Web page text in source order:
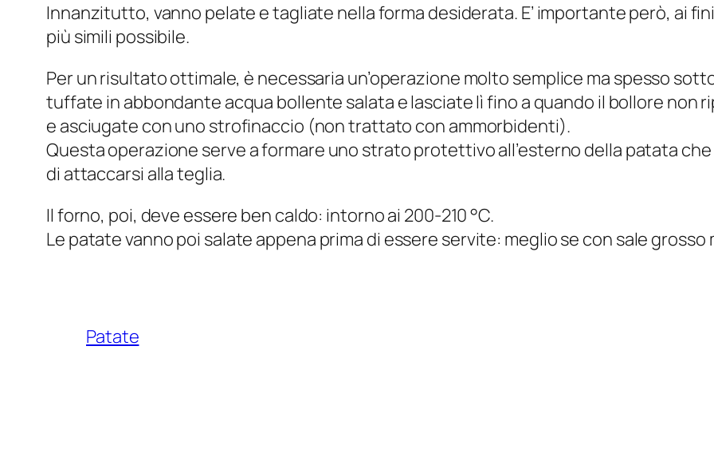
Innanzitutto, vanno pelate e tagliate nella forma desiderata. E’ importante però, ai
più simili possibile.
Per un risultato ottimale, è necessaria un’operazione molto semplice ma spesso
tuffate in abbondante acqua bollente salata e lasciate lì fino a quando il bollore non
e asciugate con uno strofinaccio (non trattato con ammorbidenti).
Questa operazione serve a formare uno strato protettivo all’esterno della patata
di attaccarsi alla teglia.
Il forno, poi, deve essere ben caldo: intorno ai 200-210 °C.
Le patate vanno poi salate appena prima di essere servite: meglio se con sale
Patate